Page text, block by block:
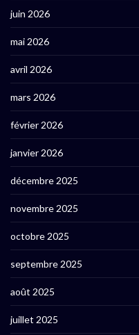
juin 2026
mai 2026
avril 2026
mars 2026
février 2026
janvier 2026
décembre 2025
novembre 2025
octobre 2025
septembre 2025
août 2025
juillet 2025